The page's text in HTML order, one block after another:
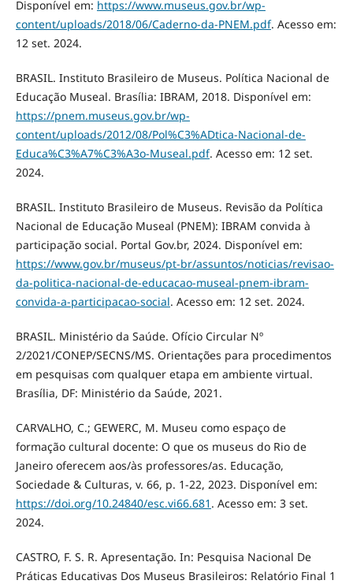
Disponível em: https://www.museus.gov.br/wp-
content/uploads/2018/06/Caderno-da-PNEM.pdf. Acesso em:
12 set. 2024.
BRASIL. Instituto Brasileiro de Museus. Política Nacional de
Educação Museal. Brasília: IBRAM, 2018. Disponível em:
https://pnem.museus.gov.br/wp-
content/uploads/2012/08/Pol%C3%ADtica-Nacional-de-
Educa%C3%A7%C3%A3o-Museal.pdf. Acesso em: 12 set.
2024.
BRASIL. Instituto Brasileiro de Museus. Revisão da Política
Nacional de Educação Museal (PNEM): IBRAM convida à
participação social. Portal Gov.br, 2024. Disponível em:
https://www.gov.br/museus/pt-br/assuntos/noticias/revisao-
da-politica-nacional-de-educacao-museal-pnem-ibram-
convida-a-participacao-social. Acesso em: 12 set. 2024.
BRASIL. Ministério da Saúde. Ofício Circular Nº
2/2021/CONEP/SECNS/MS. Orientações para procedimentos
em pesquisas com qualquer etapa em ambiente virtual.
Brasília, DF: Ministério da Saúde, 2021.
CARVALHO, C.; GEWERC, M. Museu como espaço de
formação cultural docente: O que os museus do Rio de
Janeiro oferecem aos/às professores/as. Educação,
Sociedade & Culturas, v. 66, p. 1-22, 2023. Disponível em:
https://doi.org/10.24840/esc.vi66.681 . Acesso em: 3 set.
2024.
CASTRO, F. S. R. Apresentação. In: Pesquisa Nacional De
Práticas Educativas Dos Museus Brasileiros: Relatório Final 1